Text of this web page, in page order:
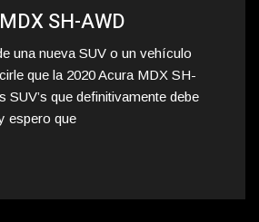
SH-AWD
una nueva SUV o un vehículo
que la 2020 Acura MDX SH-
SUV’s que definitivamente debe
espero que